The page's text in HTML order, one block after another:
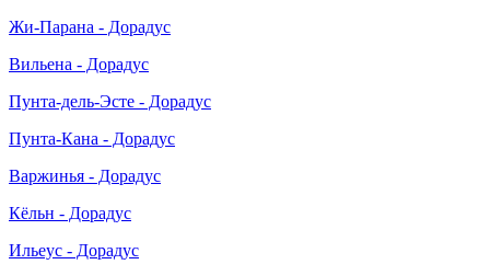
Жи-Парана - Дорадус
Вильена - Дорадус
Пунта-дель-Эсте - Дорадус
Пунта-Кана - Дорадус
Варжинья - Дорадус
Кёльн - Дорадус
Ильеус - Дорадус